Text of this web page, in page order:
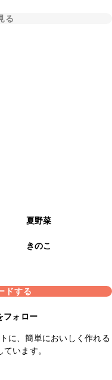
る
夏野菜
きのこ
ドする
フォロー
に、簡単においしく作れる
います。